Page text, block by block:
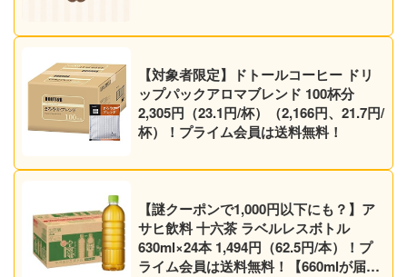
【対象者限定】ドトールコーヒー ドリ
ップパックアロマブレンド 100杯分
2,305円（23.1円/杯）（2,166円、21.7円/
杯）！プライム会員は送料無料！
【謎クーポンで1,000円以下にも？】ア
サヒ飲料 十六茶 ラベルレスボトル
630ml×24本 1,494円（62.5円/本）！プ
ライム会員は送料無料！【660mlが届く